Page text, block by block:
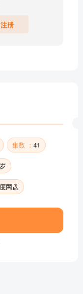
整音频
注册
集数 ： 41
网盘